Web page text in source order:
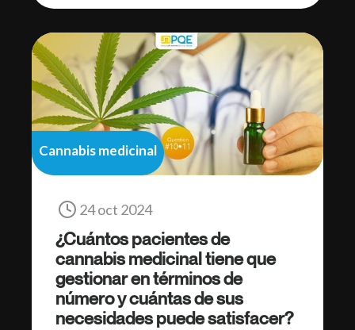
Cannabis medicinal
24 oct 2024
¿Cuántos pacientes de
cannabis medicinal tiene que
gestionar en términos de
número y cuántas de sus
necesidades puede satisfacer?